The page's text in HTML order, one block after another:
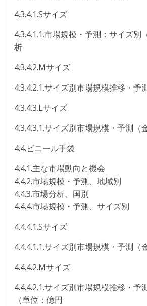
4.3.4.1.Sサイズ
4.3.4.1.1.市場規模・予測：サイズ別
析
4.3.4.2.Mサイズ
4.3.4.2.1.サイズ別市場規模推移・予
4.3.4.3.Lサイズ
4.3.4.3.1.サイズ別市場規模・予測（
4.4.ビニール手袋
4.4.1.主な市場動向と機会
4.4.2.市場規模・予測、地域別
4.4.3.市場分析、国別
4.4.4.市場規模・予測、サイズ別
4.4.4.1.Sサイズ
4.4.4.1.1.サイズ別市場規模・予測（
4.4.4.2.Mサイズ
4.4.4.2.1.サイズ別市場規模推移・予
（単位：億円